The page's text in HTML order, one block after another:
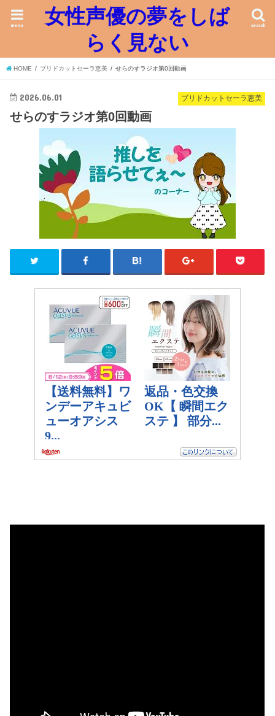
女性声優の夢をしば
らく見ない
search
menu
HOME ブリドカットセーラ恵美 せらのすラジオ第0回動画
ブリドカットセーラ恵美
2026.06.01
せらのすラジオ第0回動画